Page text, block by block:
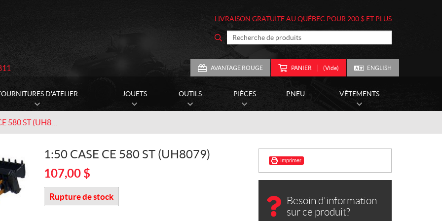
LIVRAISON GRATUITE AU QUÉBEC POUR 200 $ ET PLUS
AVANTAGE ROUGE PANIER (Vide) ENGLISH
D'ATELIER JOUETS OUTILS PIÈCES PNEU VÊTEMENTS
1:50 CASE CE 580 ST (UH8079)
107,00 $
Rupture de stock
Imprimer
Besoin d'information
sur ce produit?